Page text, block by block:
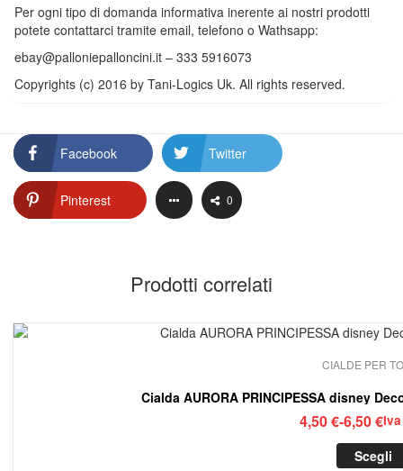
Per ogni tipo di domanda informativa inerente ai nostri prodotti
potete contattarci tramite email, telefono o Wathsapp:
ebay@palloniepalloncini.it – 333 5916073
Copyrights (c) 2016 by Tani-Logics Uk. All rights reserved.
Facebook Twitter
Pinterest 0
Prodotti correlati
CIALDE PER
4,50€-6,50€
di
Scegli